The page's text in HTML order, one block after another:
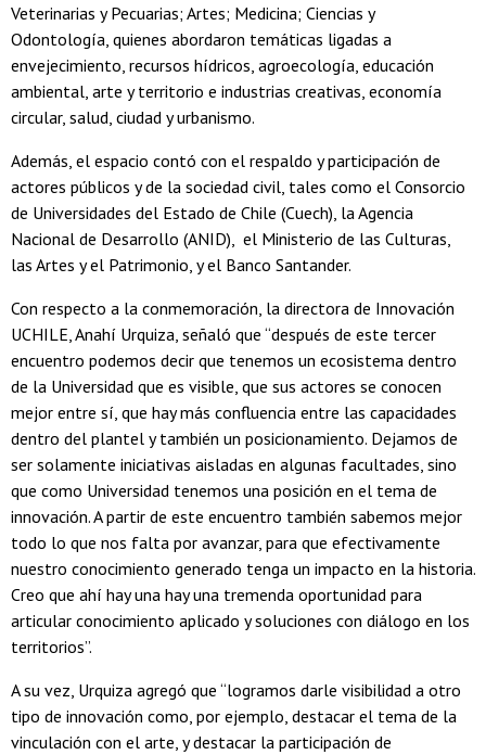
Veterinarias y Pecuarias; Artes; Medicina; Ciencias y
Odontología, quienes abordaron temáticas ligadas a
envejecimiento, recursos hídricos, agroecología, educación
ambiental, arte y territorio e industrias creativas, economía
circular, salud, ciudad y urbanismo.
Además, el espacio contó con el respaldo y participación de
actores públicos y de la sociedad civil, tales como el Consorcio
de Universidades del Estado de Chile (Cuech), la Agencia
Nacional de Desarrollo (ANID), el Ministerio de las Culturas,
las Artes y el Patrimonio, y el Banco Santander.
Con respecto a la conmemoración, la directora de Innovación
UCHILE, Anahí Urquiza, señaló que “después de este tercer
encuentro podemos decir que tenemos un ecosistema dentro
de la Universidad que es visible, que sus actores se conocen
mejor entre sí, que hay más confluencia entre las capacidades
dentro del plantel y también un posicionamiento. Dejamos de
ser solamente iniciativas aisladas en algunas facultades, sino
que como Universidad tenemos una posición en el tema de
innovación. A partir de este encuentro también sabemos mejor
todo lo que nos falta por avanzar, para que efectivamente
nuestro conocimiento generado tenga un impacto en la historia.
Creo que ahí hay una hay una tremenda oportunidad para
articular conocimiento aplicado y soluciones con diálogo en los
territorios”.
A su vez, Urquiza agregó que “logramos darle visibilidad a otro
tipo de innovación como, por ejemplo, destacar el tema de la
vinculación con el arte, y destacar la participación de